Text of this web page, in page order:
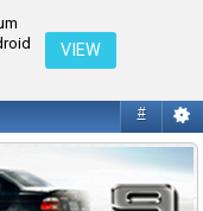
VIEW
#
szériára !